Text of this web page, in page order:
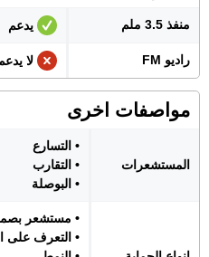
منفذ 3.5 ملم يدعم
راديو FM لا
مواصفات اخرى
المستشعرات
• التسارع
• التقارب
• البوصلة
• مستشعر
• التعرف على